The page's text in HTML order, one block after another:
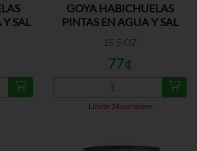
SAL
GOYA HABICHUELAS
PINTAS EN AGUA Y SAL
15.5 OZ
Límite 24 por orden
77¢